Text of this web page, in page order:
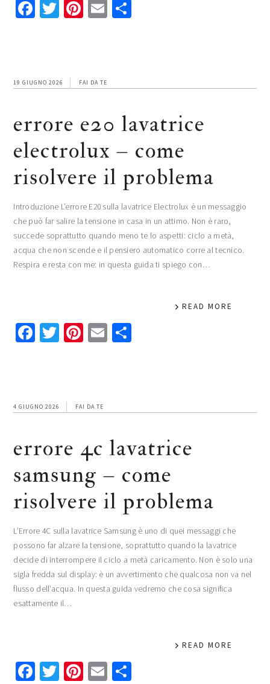
Facebook
Twitter
Pinterest
Email
19 GIUGNO 2026 FAI DA TE
errore e20 lavatrice
electrolux​​​ – come
risolvere il problema
Introduzione L’errore E20 sulla lavatrice Electrolux è un messaggio
che può far salire la tensione in casa in un attimo. Non è raro,
succede soprattutto quando meno te lo aspetti: ciclo a metà,
acqua che non scende e il pensiero automatico corre al tecnico.
Respira e resta con me: in questa guida ti spiego con…
READ MORE
Facebook
Twitter
Pinterest
Email
4 GIUGNO 2026 FAI DA TE
errore 4c lavatrice
samsung​​​ – come
risolvere il problema
L’Errore 4C sulla lavatrice Samsung è uno di quei messaggi che
possono far alzare la tensione, soprattutto quando la lavatrice
decide di interrompere il ciclo a metà caricamento. Non è solo una
sigla fredda sul display: è un avvertimento che qualcosa non va nel
flusso dell’acqua. In questa guida vedremo che cosa significa
esattamente il…
READ MORE
Facebook
Twitter
Pinterest
Email